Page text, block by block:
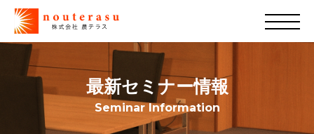
最新セミナー情報
Seminar Information